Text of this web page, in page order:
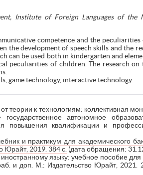
Institute of Foreign Languages of
competence and the
the development of speech skills and the
can be used both in kindergarten and
peculiarities of children. The research
game technology, interactive technology.
теории к технологиям: коллективная
автономное
повышения квалификации и
и практикум для академического
Юрайт, 2019. 384 с. (дата обращения:
языку: учебное пособие
и доп. М.: Издательство Юрайт, 2021.